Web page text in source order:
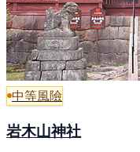
中等風險
岩木山神社